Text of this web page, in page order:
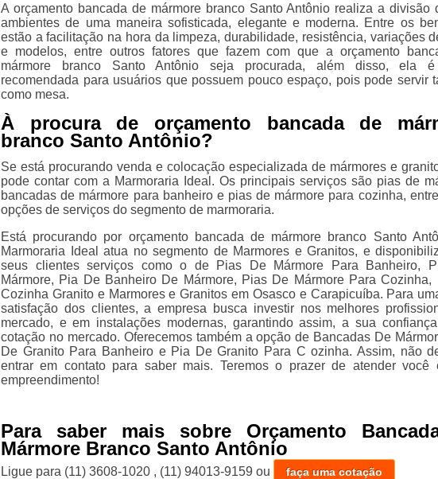
A orçamento bancada de mármore branco Santo Antônio realiza a divisão
ambientes de uma maneira sofisticada, elegante e moderna. Entre os
estão a facilitação na hora da limpeza, durabilidade, resistência, variações
e modelos, entre outros fatores que fazem com que a orçamento
mármore branco Santo Antônio seja procurada, além disso, ela
recomendada para usuários que possuem pouco espaço, pois pode servir
como mesa.
À procura de orçamento bancada de
branco Santo Antônio?
Se está procurando venda e colocação especializada de mármores e
pode contar com a Marmoraria Ideal. Os principais serviços são pias de
bancadas de mármore para banheiro e pias de mármore para cozinha,
opções de serviços do segmento de marmoraria.
Está procurando por orçamento bancada de mármore branco Santo
Marmoraria Ideal atua no segmento de Marmores e Granitos, e
seus clientes serviços como o de Pias De Mármore Para Banheiro,
Mármore, Pia De Banheiro De Mármore, Pias De Mármore Para Cozinha,
Cozinha Granito e Marmores e Granitos em Osasco e Carapicuíba. Para
satisfação dos clientes, a empresa busca investir nos melhores
mercado, e em instalações modernas, garantindo assim, a sua
cotação no mercado. Oferecemos também a opção de Bancadas De
De Granito Para Banheiro e Pia De Granito Para C ozinha. Assim, não
entrar em contato para saber mais. Teremos o prazer de atender você
empreendimento!
Para saber mais sobre Orçamento
Mármore Branco Santo Antônio
Ligue para (11) 3608-1020 , (11) 94013-9159 ou faça uma cotação